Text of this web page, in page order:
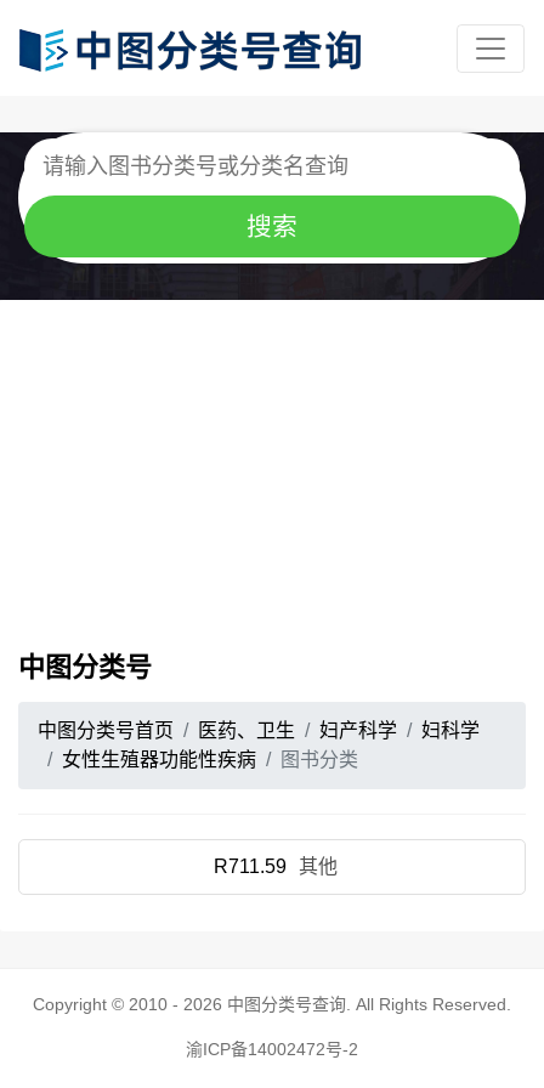
中图分类号
中图分类号首页 医药、卫生 妇产科学
妇科学
女性生殖器功能性疾病
图书分类
R711.59 其他
Copyright © 2010 - 2026 中图分类号查询 . All Rights Reserved.
渝ICP备14002472号-2